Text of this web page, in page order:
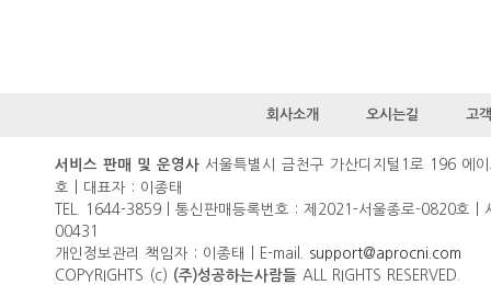
회사소개 오시는길 고
서비스 판매 및 운영사 서울특별시 금천구 가산디지털1로 196 에
호 | 대표자 : 이종태
TEL. 1644-3859 | 통신판매등록번호 : 제2021-서울종로-0820호 |
00431
개인정보관리 책임자 : 이종태 | E-mail. support@aprocni.com
COPYRIGHTS (c) (주)성공하는사람들 ALL RIGHTS RESERVED.